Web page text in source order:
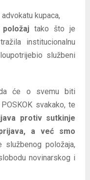
advokatu kupaca,
tako što je
institucionalnu
službeni
će o svemu biti
svakako, te
protiv sutkinje
a već smo
službenog položaja,
novinarskog i